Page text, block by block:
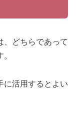
、どちらであって
に活用するとよい